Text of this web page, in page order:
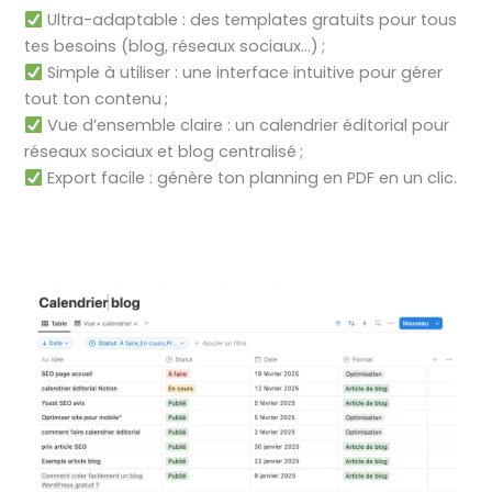
Ultra-adaptable : des templates gratuits pour tous
tes besoins (blog, réseaux sociaux…) ;
Simple à utiliser : une interface intuitive pour gérer
tout ton contenu ;
Vue d’ensemble claire : un calendrier éditorial pour
réseaux sociaux et blog centralisé ;
Export facile : génère ton planning en PDF en un clic.